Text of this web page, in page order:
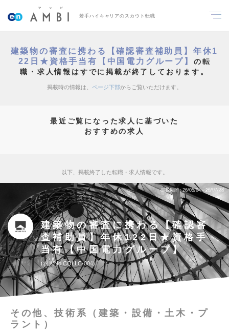
若手ハイキャリアのスカウト転職
建築物の審査に携わる【確認審査補助員】年休1
22日★資格手当有【中国電力グループ】 の転
職・求人情報はすでに掲載が終了しております。
掲載時の情報は、 ページ下部からご覧いただけます。
最近ご覧になった求人に基づいた
おすすめの求人
以下、掲載終了した転職・求人情報です。
掲載期間 26/05/04～26/07/28
建築物の審査に携わる【確認審
査補助員】年休122日★資格手
当有【中国電力グループ】
求人No.CQLLC-004
その他、技術系（建築・設備・土木・プ
ラント）